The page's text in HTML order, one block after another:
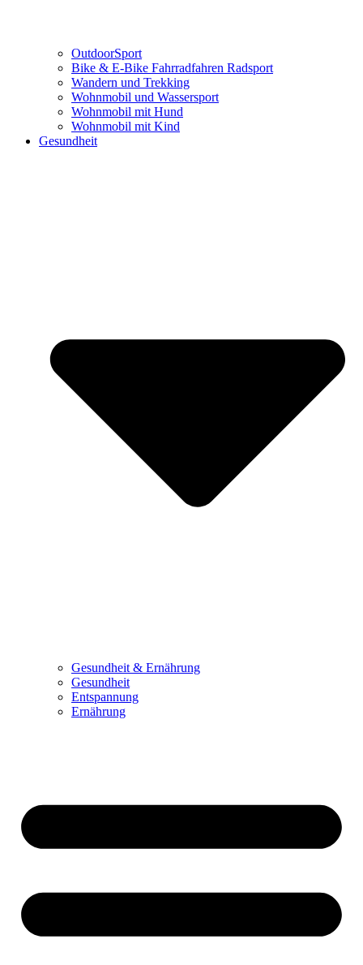
OutdoorSport
Bike & E-Bike Fahrradfahren Radsport
Wandern und Trekking
Wohnmobil und Wassersport
Wohnmobil mit Hund
Wohnmobil mit Kind
Gesundheit
Gesundheit & Ernährung
Gesundheit
Entspannung
Ernährung